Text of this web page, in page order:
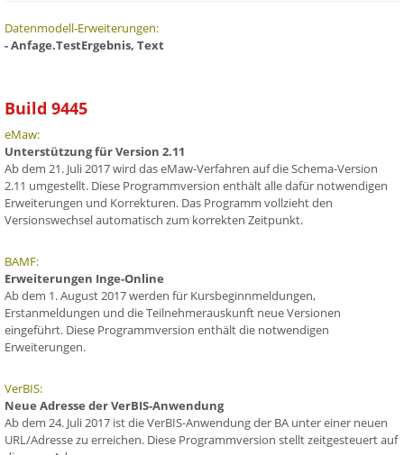
Datenmodell-Erweiterungen:
- Anfage.TestErgebnis, Text
Build 9445
eMaw:
Unterstützung für Version 2.11
Ab dem 21. Juli 2017 wird das eMaw-Verfahren auf die Schema-Version
2.11 umgestellt. Diese Programmversion enthält alle dafür notwendigen
Erweiterungen und Korrekturen. Das Programm vollzieht den
Versionswechsel automatisch zum korrekten Zeitpunkt.
BAMF:
Erweiterungen Inge-Online
Ab dem 1. August 2017 werden für Kursbeginnmeldungen,
Erstanmeldungen und die Teilnehmerauskunft neue Versionen
eingeführt. Diese Programmversion enthält die notwendigen
Erweiterungen.
VerBIS:
Neue Adresse der VerBIS-Anwendung
Ab dem 24. Juli 2017 ist die VerBIS-Anwendung der BA unter einer neuen
URL/Adresse zu erreichen. Diese Programmversion stellt zeitgesteuert auf